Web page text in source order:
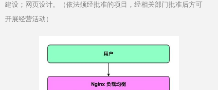
建设；网页设计。（依法须经批准的项目，经相关部门批准后方可
开展经营活动）